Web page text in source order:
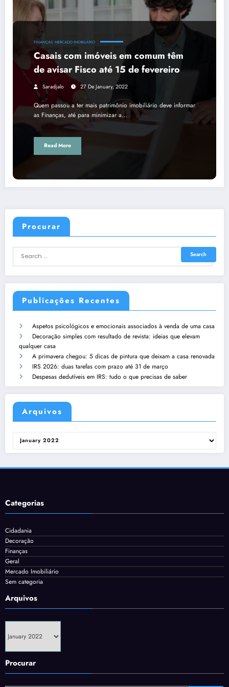
FINANÇAS MERCADO IMOBILIÁRIO
Casais com imóveis em comum têm
de avisar Fisco até 15 de fevereiro
Saradjalo 27 De January, 2022
Quem passou a ter mais patrimônio imobiliário deve informar
as Finanças, até para minimizar a…
Read More
Procurar
Publicações Recentes
Aspetos psicológicos e emocionais associados à venda de uma casa
Decoração simples com resultado de revista: ideias que elevam
qualquer casa
A primavera chegou: 5 dicas de pintura que deixam a casa renovada
IRS 2026: duas tarefas com prazo até 31 de março
Despesas dedutíveis em IRS: tudo o que precisas de saber
Arquivos
Arquivos
Categorias
Cidadania
Decoração
Finanças
Geral
Mercado Imobiliário
Sem categoria
Arquivos
Procurar